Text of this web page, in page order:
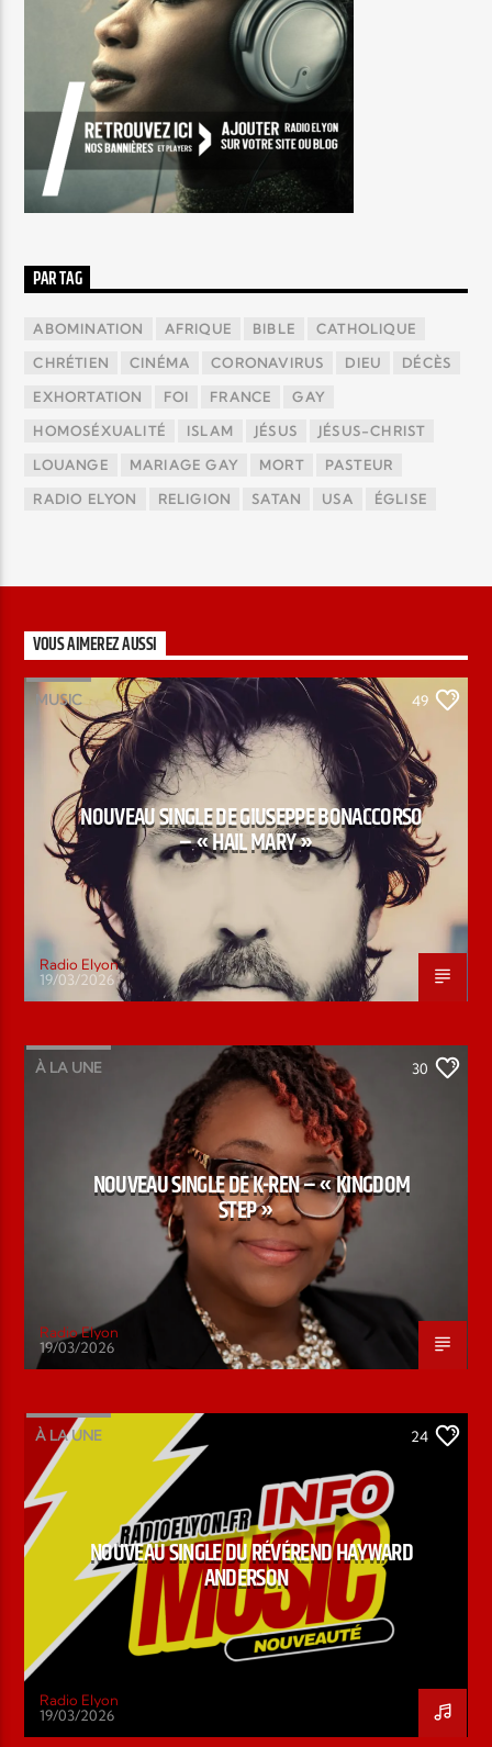
PAR TAG
ABOMINATION AFRIQUE BIBLE CATHOLIQUE
CHRÉTIEN CINÉMA CORONAVIRUS DIEU DÉCÈS
EXHORTATION FOI FRANCE GAY
HOMOSÉXUALITÉ ISLAM JÉSUS JÉSUS-CHRIST
LOUANGE MARIAGE GAY MORT PASTEUR
RADIO ELYON RELIGION SATAN USA ÉGLISE
VOUS AIMEREZ AUSSI
MUSIC 49
NOUVEAU SINGLE DE GIUSEPPE BONACCORSO
– « HAIL MARY »
Radio Elyon
19/03/2026
À LA UNE 30
NOUVEAU SINGLE DE K-REN – « KINGDOM
STEP »
Radio Elyon
19/03/2026
À LA UNE 24
NOUVEAU SINGLE DU RÉVÉREND HAYWARD
ANDERSON
Radio Elyon
19/03/2026